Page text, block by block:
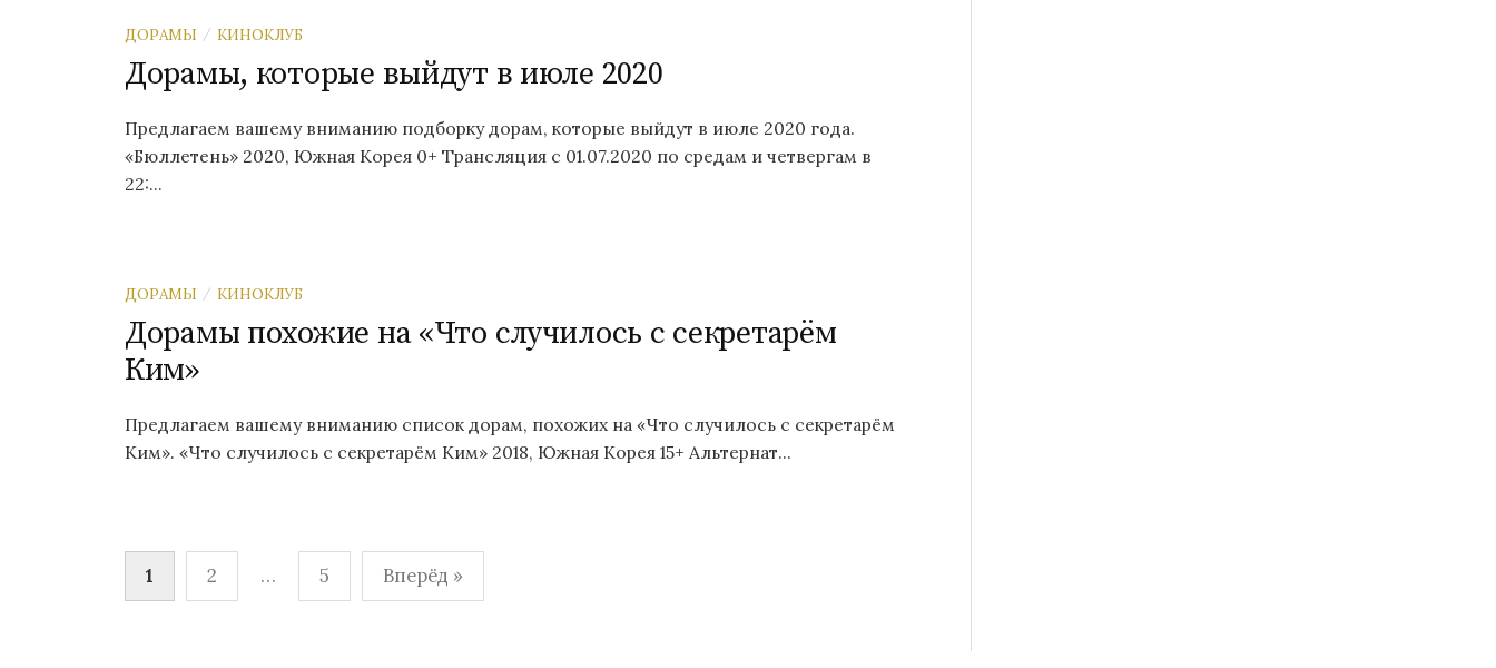
ДОРАМЫ / КИНОКЛУБ
Дорамы, которые выйдут в июле 2020
Предлагаем вашему вниманию подборку дорам, которые выйдут в июле 2020 года.
«Бюллетень» 2020, Южная Корея 0+ Трансляция с 01.07.2020 по средам и четвергам в
22:...
ДОРАМЫ / КИНОКЛУБ
Дорамы похожие на «Что случилось с секретарём
Ким»
Предлагаем вашему вниманию список дорам, похожих на «Что случилось с секретарём
Ким». «Что случилось с секретарём Ким» 2018, Южная Корея 15+ Альтернат...
Навигация
1 2 … 5 Вперёд »